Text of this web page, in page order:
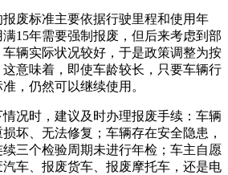
废标准主要依据行驶里程和使用年
15年需要强制报废，但后来考虑到部
辆实际状况较好，于是政策调整为按
意味着，即使车龄较长，只要车辆行
，仍然可以继续使用。
况时，建议及时办理报废手续：车辆
坏、无法修复；车辆存在安全隐患，
三个检验周期未进行年检；车主自愿
车、报废货车、报废摩托车，还是电